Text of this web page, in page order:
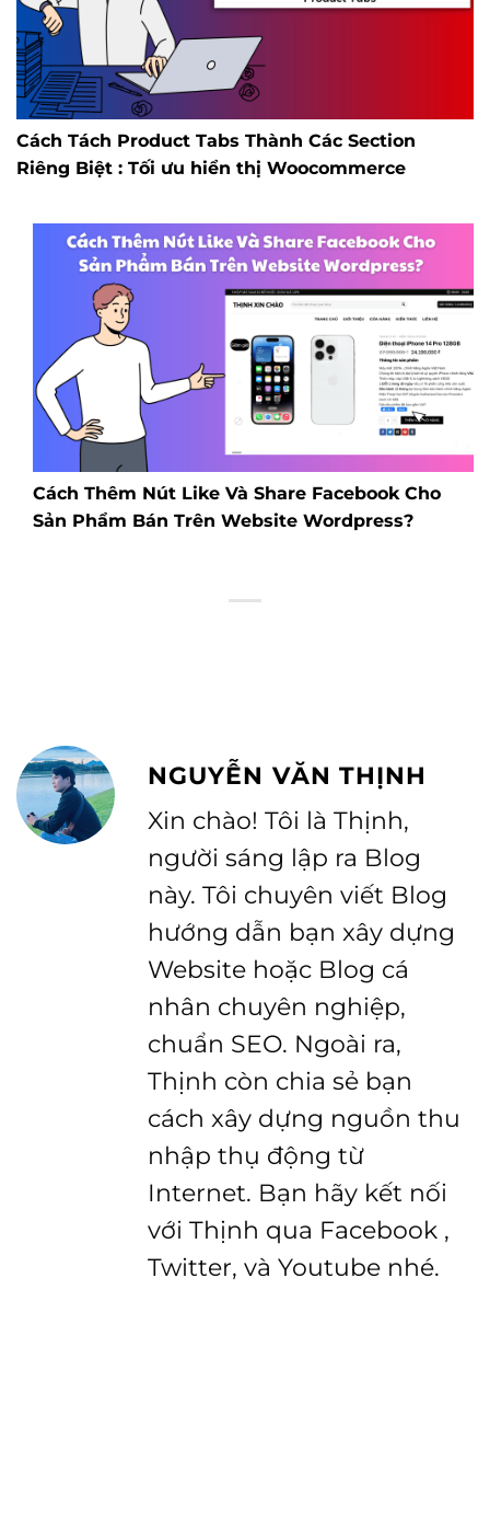
Cách Tách Product Tabs Thành Các Section
Riêng Biệt : Tối ưu hiển thị Woocommerce
Cách Thêm Nút Like Và Share Facebook Cho
Sản Phẩm Bán Trên Website Wordpress?
NGUYỄN VĂN THỊNH
Xin chào! Tôi là Thịnh,
người sáng lập ra Blog
này. Tôi chuyên viết Blog
hướng dẫn bạn xây dựng
Website hoặc Blog cá
nhân chuyên nghiệp,
chuẩn SEO. Ngoài ra,
Thịnh còn chia sẻ bạn
cách xây dựng nguồn thu
nhập thụ động từ
Internet. Bạn hãy kết nối
với Thịnh qua Facebook ,
Twitter, và Youtube nhé.